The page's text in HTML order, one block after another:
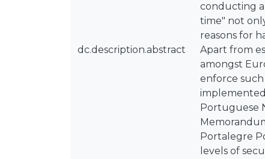
dc.description.abstract
conducting a
time" not
reasons for
Apart from
amongst
enforce
Portuguese
Portalegre
levels of